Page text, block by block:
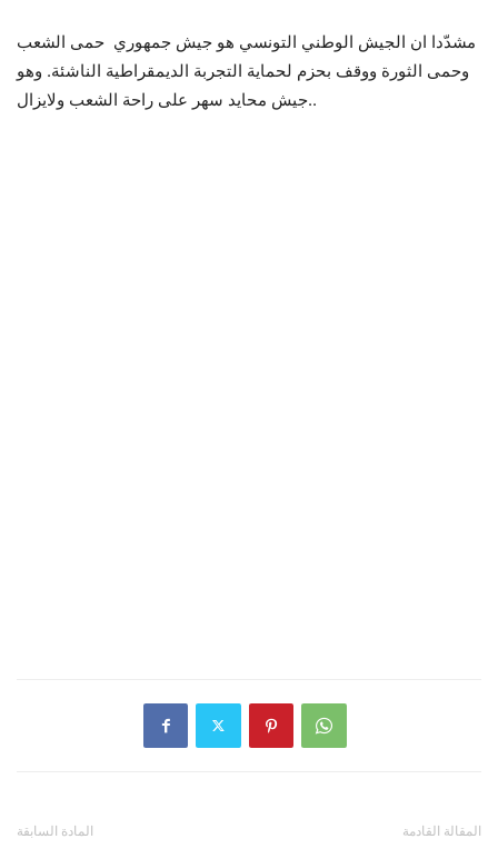
مشدّدا ان الجيش الوطني التونسي هو جيش جمهوري حمى الشعب
وحمى الثورة ووقف بحزم لحماية التجربة الديمقراطية الناشئة. وهو
جيش محايد سهر على راحة الشعب ولايزال..
المادة السابقة المقالة القادمة